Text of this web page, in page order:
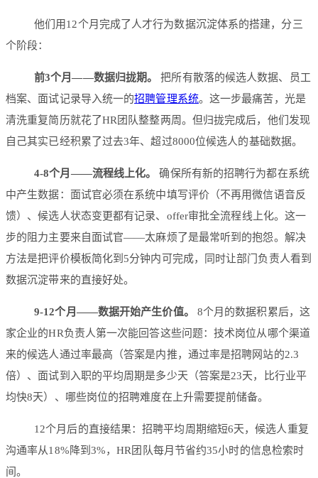
他们用12个月完成了人才行为数据沉淀体系的搭建，分三
个阶段：
前3个月——数据归拢期。
把所有散落的候选人数据、员工
档案、面试记录导入统一的招聘管理系统。这一步最痛苦，光是
清洗重复简历就花了HR团队整整两周。但归拢完成后，他们发现
自己其实已经积累了过去3年、超过8000位候选人的基础数据。
4-8个月——流程线上化。
确保所有新的招聘行为都在系统
中产生数据：面试官必须在系统中填写评价（不再用微信语音反
馈）、候选人状态变更都有记录、offer审批全流程线上化。这一
步的阻力主要来自面试官——太麻烦了是最常听到的抱怨。解决
方法是把评价模板简化到5分钟内可完成，同时让部门负责人看到
数据沉淀带来的直接好处。
9-12个月——数据开始产生价值。
8个月的数据积累后，这
家企业的HR负责人第一次能回答这些问题：技术岗位从哪个渠道
来的候选人通过率最高（答案是内推，通过率是招聘网站的2.3
倍）、面试到入职的平均周期是多少天（答案是23天，比行业平
均快8天）、哪些岗位的招聘难度在上升需要提前储备。
12个月后的直接结果：招聘平均周期缩短6天，候选人重复
沟通率从18%降到3%，HR团队每月节省约35小时的信息检索时
间。